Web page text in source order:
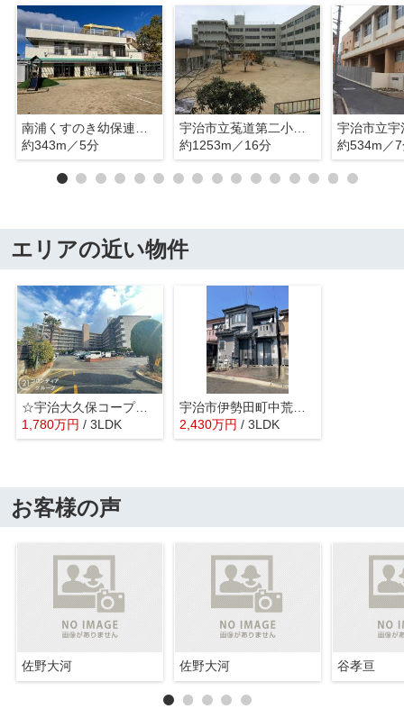
約343m／5分
宇治市立菟道第二小学校
約1253m／16分
宇治市立宇
約534m／
エリアの近い物件
☆宇治大久保コープＡ棟
1,780万円 / 3LDK
宇治市伊勢田町中荒 中古戸建 リフォーム済
2,430万円 / 3LDK
お客様の声
佐野大河 佐野大河 谷孝亘